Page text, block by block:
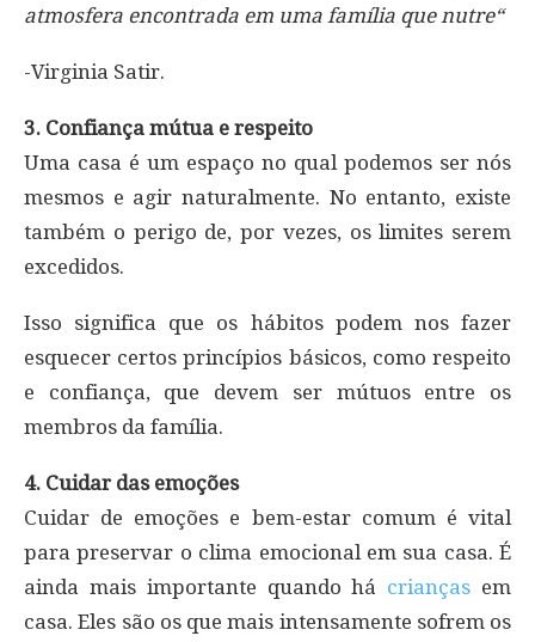
atmosfera encontrada em uma família que nutre“
-Virginia Satir.
3. Confiança mútua e respeito
Uma casa é um espaço no qual podemos ser nós
mesmos e agir naturalmente. No entanto, existe
também o perigo de, por vezes, os limites serem
excedidos.
Isso significa que os hábitos podem nos fazer
esquecer certos princípios básicos, como respeito
e confiança, que devem ser mútuos entre os
membros da família.
4. Cuidar das emoções
Cuidar de emoções e bem-estar comum é vital
para preservar o clima emocional em sua casa. É
ainda mais importante quando há crianças em
casa. Eles são os que mais intensamente sofrem os